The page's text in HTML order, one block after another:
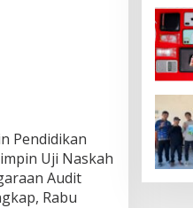
Pendidikan
Uji Naskah
Audit
Rabu